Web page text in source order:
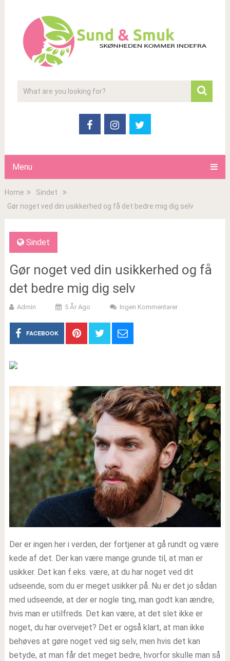
Menu
Home
Sindet
Gør noget ved din usikkerhed og få det bedre mig dig selv
Sindet
Gør noget ved din usikkerhed og få
det bedre mig dig selv
Admin 5 År Ago Ingen Kommentarer
FACEBOOK
Der er ingen her i verden, der fortjener at gå rundt og være
kede af det. Der kan være mange grunde til, at man er
usikker. Det kan f.eks. være, at du har noget ved dit
udseende, som du er meget usikker på. Nu er det jo sådan
med udseende, at der er nogle ting, man godt kan ændre,
hvis man er utilfreds. Det kan være, at det slet ikke er
noget, du har overvejet? Det er også klart, at man ikke
behøves at gøre noget ved sig selv, men hvis det kan
betyde, at man får det meget bedre, hvorfor skulle man så